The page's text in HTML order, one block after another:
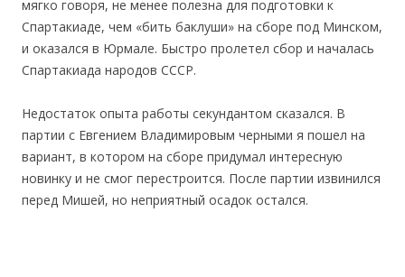
мягко говоря, не менее полезна для подготовки к
Спартакиаде, чем «бить баклуши» на сборе под Минском,
и оказался в Юрмале. Быстро пролетел сбор и началась
Спартакиада народов СССР.
Недостаток опыта работы секундантом сказался. В
партии с Евгением Владимировым черными я пошел на
вариант, в котором на сборе придумал интересную
новинку и не смог перестроится. После партии извинился
перед Мишей, но неприятный осадок остался.